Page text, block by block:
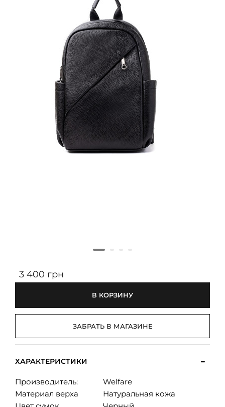
3 400 грн
В КОРЗИНУ
ЗАБРАТЬ В МАГАЗИНЕ
ХАРАКТЕРИСТИКИ
Производитель:
Welfare
Материал верха
Натуральная кожа